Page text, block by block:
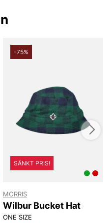
-75%
SÄNKT PRIS!
MORRIS
Wilbur Bucket Hat
ONE SIZE